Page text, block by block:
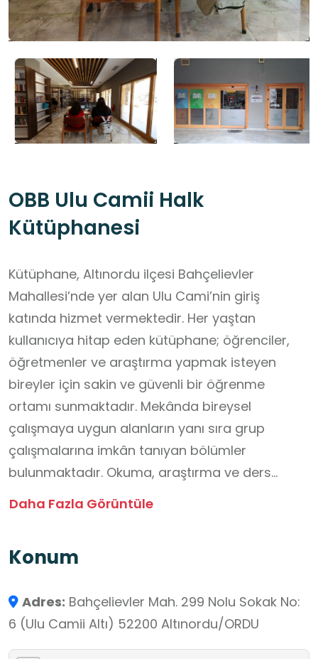
OBB Ulu Camii Halk
Kütüphanesi
Kütüphane, Altınordu ilçesi Bahçelievler
Mahallesi’nde yer alan Ulu Cami’nin giriş
katında hizmet vermektedir. Her yaştan
kullanıcıya hitap eden kütüphane; öğrenciler,
öğretmenler ve araştırma yapmak isteyen
bireyler için sakin ve güvenli bir öğrenme
ortamı sunmaktadır. Mekânda bireysel
çalışmaya uygun alanların yanı sıra grup
çalışmalarına imkân tanıyan bölümler
bulunmaktadır. Okuma, araştırma ve ders
çalışma faaliyetlerini desteklemek amacıyla
gibi sosyal alanlar, kullanıcıların mola vererek
sağlamaktadır. Kütüphane, hem akademik
çalışmaları destekleyen hem de sosyal
etkileşimi teşvik eden yapısıyla çok yönlü bir
Daha Fazla Görüntüle
Konum
Adres: Bahçelievler Mah. 299 Nolu Sokak No:
6 (Ulu Camii Altı) 52200 Altınordu/ORDU